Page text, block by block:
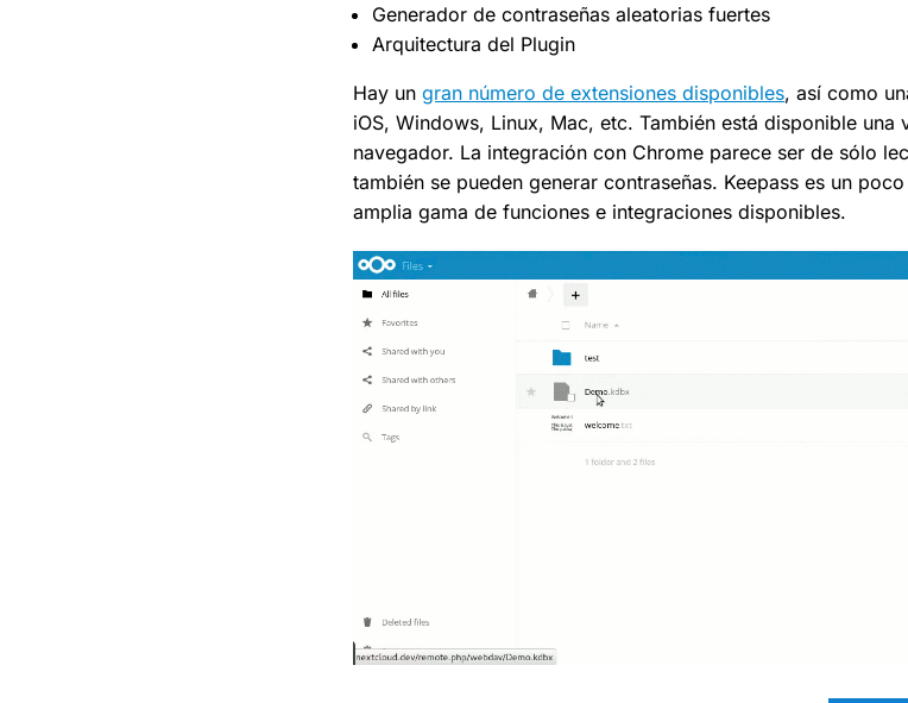
Generador de contraseñas aleatorias fuertes
Arquitectura del Plugin
Hay ungran número de extensiones disponibles, así como
iOS, Windows, Linux, Mac, etc. También está disponible
navegador. La integración con Chrome parece ser de sólo
también se pueden generar contraseñas. Keepass es un
amplia gama de funciones e integraciones disponibles.